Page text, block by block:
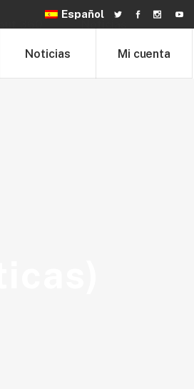
Español
Noticias Mi cuenta